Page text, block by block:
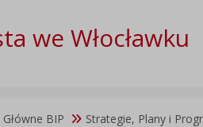
we Włocławku
BIP Strategie, Plany i